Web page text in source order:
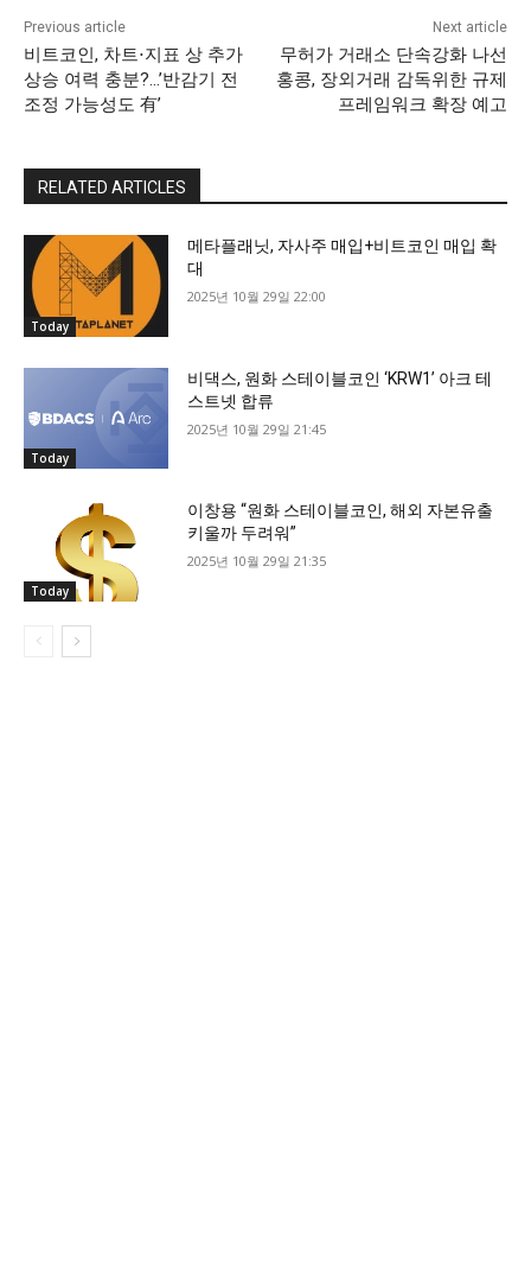
Previous article
비트코인, 차트⋅지표 상 추가
상승 여력 충분?…’반감기 전
조정 가능성도 有’
Next article
무허가 거래소 단속강화 나선
홍콩, 장외거래 감독위한 규제
프레임워크 확장 예고
RELATED ARTICLES
Today
메타플래닛, 자사주 매입+비트코인 매입 확
대
2025년 10월 29일 22:00
Today
비댁스, 원화 스테이블코인 ‘KRW1’ 아크 테
스트넷 합류
2025년 10월 29일 21:45
Today
이창용 “원화 스테이블코인, 해외 자본유출
키울까 두려워”
2025년 10월 29일 21:35